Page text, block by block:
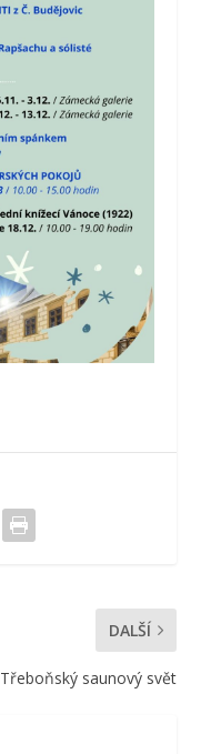
DALŠÍ
Třeboňský saunový svět